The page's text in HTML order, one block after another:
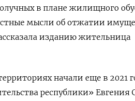
в плане жилищного
мысли об отжатии
изданию жительница
начали еще в 2021
республики» Евгения